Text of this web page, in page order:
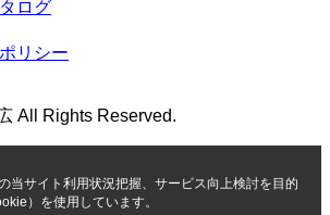
ログ
リシー
All Rights Reserved.
当サイト利用状況把握、サービス向上検討を目的
）を使用しています。